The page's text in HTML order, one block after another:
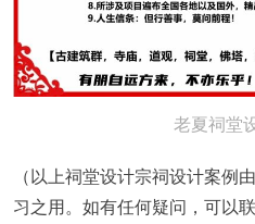
老夏祠堂
（以上祠堂设计宗祠设计案例
习之用。如有任何疑问，可以